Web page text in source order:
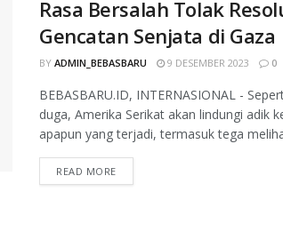
Rasa Bersalah Tolak
Gencatan Senjata di Gaza
BY ADMIN_BEBASBARU 9 DESEMBER 2023 0
BEBASBARU.ID, INTERNASIONAL -
duga, Amerika Serikat akan lindungi adik
apapun yang terjadi, termasuk tega
READ MORE